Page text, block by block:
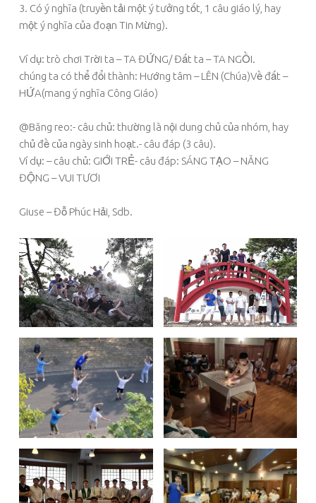
3. Có ý nghĩa (truyền tải một ý tưởng tốt, 1 câu giáo lý, hay
một ý nghĩa của đoạn Tin Mừng).
Ví dụ: trò chơi Trời ta – TA ĐỨNG/ Đất ta – TA NGỒI.
chúng ta có thể đổi thành: Hướng tâm – LÊN (Chúa)Về đất –
HỨA(mang ý nghĩa Công Giáo)
@Băng reo:- câu chủ: thường là nội dung chủ của nhóm, hay
chủ đề của ngày sinh hoạt.- câu đáp (3 câu).
Ví dụ: – câu chủ: GIỚI TRẺ- câu đáp: SÁNG TẠO – NĂNG
ĐỘNG – VUI TƯƠI
Giuse – Đỗ Phúc Hải, Sdb.